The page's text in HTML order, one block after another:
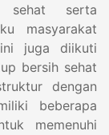
sehat serta
masyarakat
juga diikuti
bersih sehat
dengan
beberapa
memenuhi